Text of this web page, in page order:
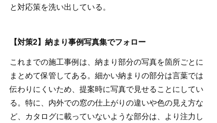
と対応策を洗い出している。
【対策2】納まり事例写真集でフォロー
これまでの施工事例は、納まり部分の写真を箇所ごとに
まとめて保管してある。細かい納まりの部分は言葉では
伝わりにくいため、提案時に写真で見せることにしてい
る。特に、内外での窓の仕上がりの違いや色の見え方な
ど、カタログに載っていないような部分は、より注力し